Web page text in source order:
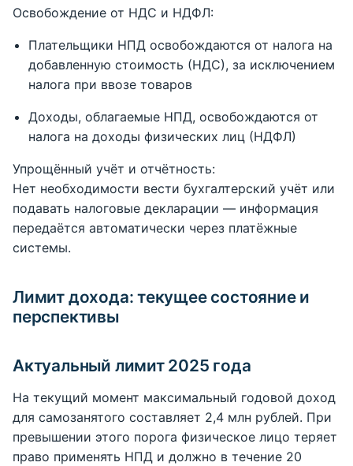
Освобождение от НДС и НДФЛ:
Плательщики НПД освобождаются от налога на
добавленную стоимость (НДС), за исключением
налога при ввозе товаров
Доходы, облагаемые НПД, освобождаются от
налога на доходы физических лиц (НДФЛ)
Упрощённый учёт и отчётность:
Нет необходимости вести бухгалтерский учёт или
подавать налоговые декларации — информация
передаётся автоматически через платёжные
системы.
Лимит дохода: текущее состояние и
перспективы
Актуальный лимит 2025 года
На текущий момент максимальный годовой доход
для самозанятого составляет 2,4 млн рублей. При
превышении этого порога физическое лицо теряет
право применять НПД и должно в течение 20